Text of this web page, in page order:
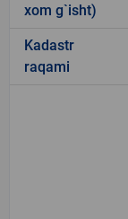
xom g`isht)
Kadastr
raqami